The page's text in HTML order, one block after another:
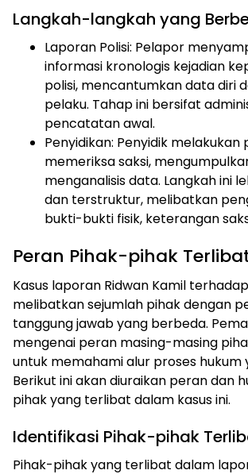
Langkah-langkah yang
Laporan Polisi: Pelapor
informasi kronologis kejadian
polisi, mencantumkan data diri
pelaku. Tahap ini bersifat
pencatatan awal.
Penyidikan: Penyidik melakukan
memeriksa saksi,
menganalisis data. Langkah ini
dan terstruktur, melibatkan
bukti-bukti fisik, keterangan
Peran Pihak-pihak
Kasus laporan Ridwan Kamil
melibatkan sejumlah pihak dengan
tanggung jawab yang berbeda.
mengenai peran masing-masing
untuk memahami alur proses hukum
Berikut ini akan diuraikan peran dan
pihak yang terlibat dalam kasus ini.
Identifikasi Pihak-pihak
Pihak-pihak yang terlibat dalam